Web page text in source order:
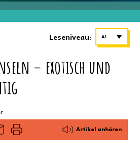
Leseniveau: A1
– exotisch und
Artikel anhören